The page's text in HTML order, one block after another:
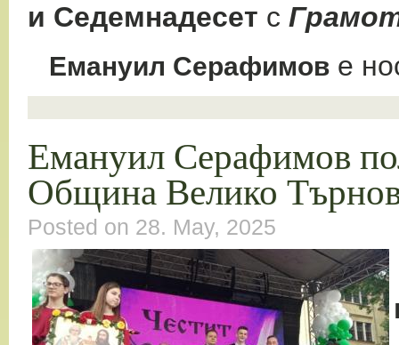
и Седемнадесет с
Емануил Серафимов е
Емануил Серафимов
Община Велико
Posted on 28. May, 2025